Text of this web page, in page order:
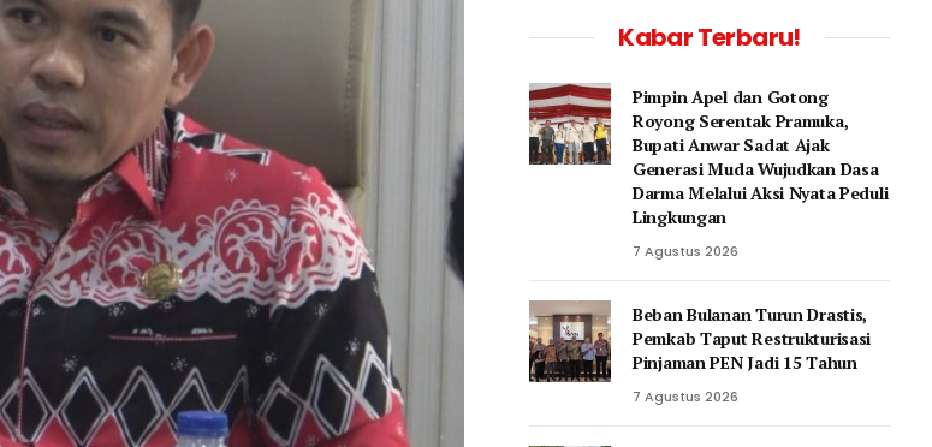
Kabar Terbaru!
Pimpin Apel dan Gotong
Royong Serentak Pramuka,
Bupati Anwar Sadat Ajak
Generasi Muda Wujudkan Dasa
Darma Melalui Aksi Nyata Peduli
Lingkungan
7 Agustus 2026
Beban Bulanan Turun Drastis,
Pemkab Taput Restrukturisasi
Pinjaman PEN Jadi 15 Tahun‎
7 Agustus 2026